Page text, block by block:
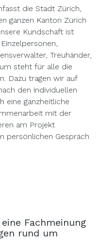
die Stadt Zürich,
ganzen Kanton Zürich
Kundschaft ist
Treuhänder,
steht für alle die
Dazu tragen wir auf
den individuellen
eine ganzheitliche
mit der
am Projekt
persönlichen Gespräch
Fachmeinung
rund um